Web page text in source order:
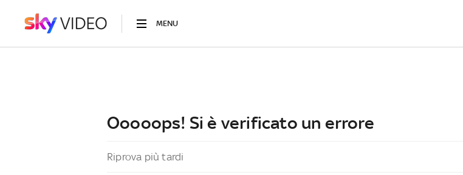
MENU
Ooooops! Si è verificato un errore
Riprova più tardi